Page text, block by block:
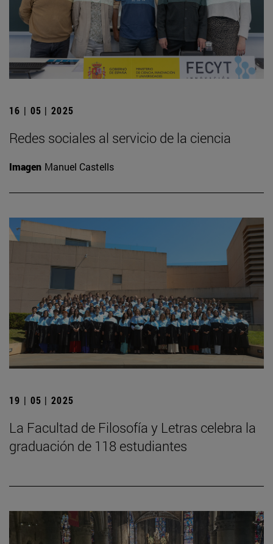
16 | 05 | 2025
Redes sociales al servicio de la ciencia
Imagen Manuel Castells
19 | 05 | 2025
La Facultad de Filosofía y Letras celebra la
graduación de 118 estudiantes